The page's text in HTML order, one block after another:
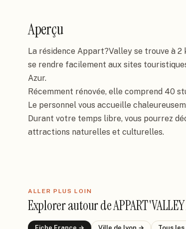
Aperçu
La résidence Appart?Valley se trouve à
se rendre facilement aux sites
Azur.
Récemment rénovée, elle comprend 40
Le personnel vous accueille
Durant votre temps libre, vous pourrez
attractions naturelles et culturelles.
ALLER PLUS LOIN
Explorer autour de